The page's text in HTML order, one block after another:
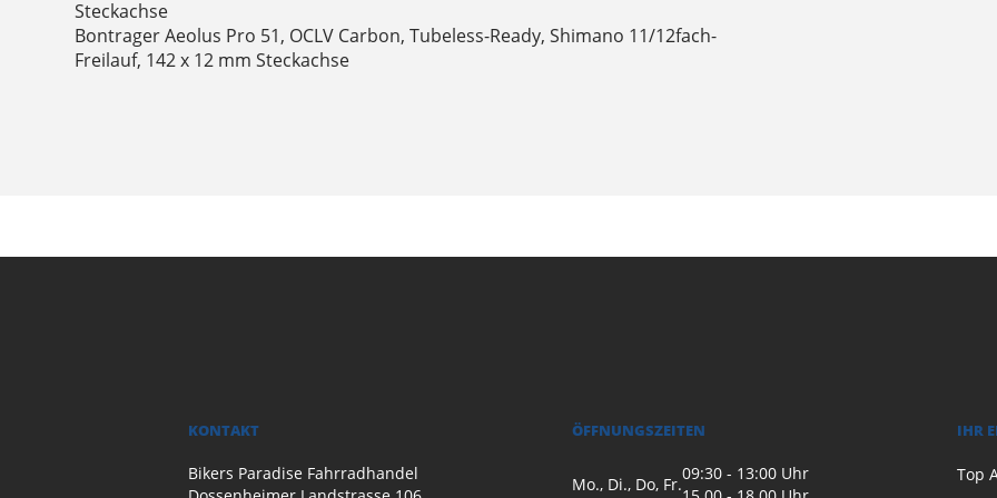
Steckachse
Bontrager Aeolus Pro 51, OCLV Carbon, Tubeless-Ready, Shimano 11/12fach-
Freilauf, 142 x 12 mm Steckachse
KONTAKT
Bikers Paradise Fahrradhandel
ÖFFNUNGSZEITEN
Mo., Di., Do, Fr.
09:30 - 13:00 Uhr
IHR
Top